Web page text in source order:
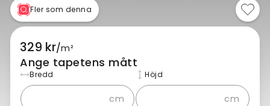
Fler som denna
329 kr/m²
Ange tapetens mått
Bredd
cm
Höjd
cm